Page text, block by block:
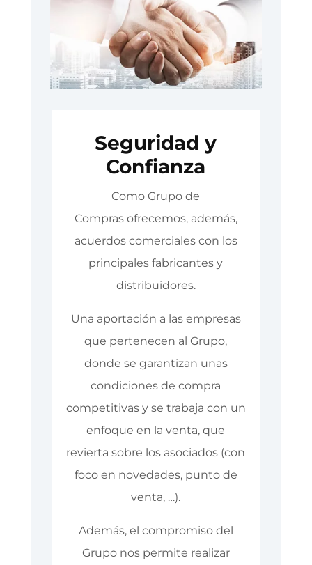
Seguridad y
Confianza
Como Grupo de
Compras ofrecemos, además,
acuerdos comerciales con los
principales fabricantes y
distribuidores.
Una aportación a las empresas
que pertenecen al Grupo,
donde se garantizan unas
condiciones de compra
competitivas y se trabaja con un
enfoque en la venta, que
revierta sobre los asociados (con
foco en novedades, punto de
venta, …).
Además, el compromiso del
Grupo nos permite realizar